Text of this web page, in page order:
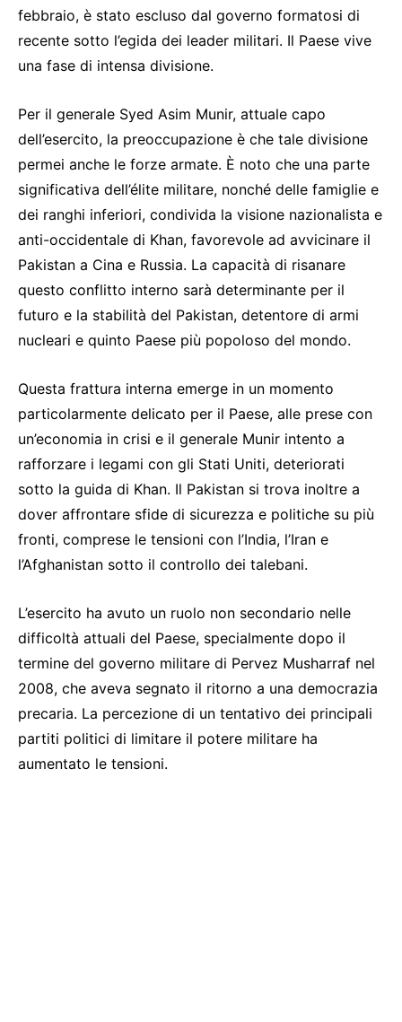
febbraio, è stato escluso dal governo formatosi di
recente sotto l’egida dei leader militari. Il Paese vive
una fase di intensa divisione.
Per il generale Syed Asim Munir, attuale capo
dell’esercito, la preoccupazione è che tale divisione
permei anche le forze armate. È noto che una parte
significativa dell’élite militare, nonché delle famiglie e
dei ranghi inferiori, condivida la visione nazionalista e
anti-occidentale di Khan, favorevole ad avvicinare il
Pakistan a Cina e Russia. La capacità di risanare
questo conflitto interno sarà determinante per il
futuro e la stabilità del Pakistan, detentore di armi
nucleari e quinto Paese più popoloso del mondo.
Questa frattura interna emerge in un momento
particolarmente delicato per il Paese, alle prese con
un’economia in crisi e il generale Munir intento a
rafforzare i legami con gli Stati Uniti, deteriorati
sotto la guida di Khan. Il Pakistan si trova inoltre a
dover affrontare sfide di sicurezza e politiche su più
fronti, comprese le tensioni con l’India, l’Iran e
l’Afghanistan sotto il controllo dei talebani.
L’esercito ha avuto un ruolo non secondario nelle
difficoltà attuali del Paese, specialmente dopo il
termine del governo militare di Pervez Musharraf nel
2008, che aveva segnato il ritorno a una democrazia
precaria. La percezione di un tentativo dei principali
partiti politici di limitare il potere militare ha
aumentato le tensioni.